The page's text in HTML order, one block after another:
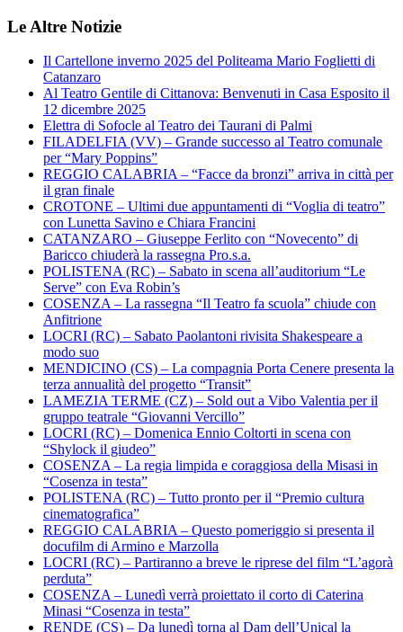
Le Altre Notizie
Il Cartellone inverno 2025 del Politeama Mario Foglietti di
Catanzaro
Al Teatro Gentile di Cittanova: Benvenuti in Casa Esposito il
12 dicembre 2025
Elettra di Sofocle al Teatro dei Taurani di Palmi
FILADELFIA (VV) – Grande successo al Teatro comunale
per “Mary Poppins”
REGGIO CALABRIA – “Facce da bronzi” arriva in città per
il gran finale
CROTONE – Ultimi due appuntamenti di “Voglia di teatro”
con Lunetta Savino e Chiara Francini
CATANZARO – Giuseppe Ferlito con “Novecento” di
Baricco chiuderà la rassegna Pro.s.a.
POLISTENA (RC) – Sabato in scena all’auditorium “Le
Serve” con Eva Robin’s
COSENZA – La rassegna “Il Teatro fa scuola” chiude con
Anfitrione
LOCRI (RC) – Sabato Paolantoni rivisita Shakespeare a
modo suo
MENDICINO (CS) – La compagnia Porta Cenere presenta la
terza annualità del progetto “Transit”
LAMEZIA TERME (CZ) – Sold out a Vibo Valentia per il
gruppo teatrale “Giovanni Vercillo”
LOCRI (RC) – Domenica Ennio Coltorti in scena con
“Shylock il giudeo”
COSENZA – La regia limpida e coraggiosa della Misasi in
“Cosenza in testa”
POLISTENA (RC) – Tutto pronto per il “Premio cultura
cinematografica”
REGGIO CALABRIA – Questo pomeriggio si presenta il
docufilm di Armino e Marzolla
LOCRI (RC) – Partiranno a breve le riprese del film “L’agorà
perduta”
COSENZA – Lunedì verrà proiettato il corto di Caterina
Minasi “Cosenza in testa”
RENDE (CS) – Da lunedì torna al Dam dell’Unical la